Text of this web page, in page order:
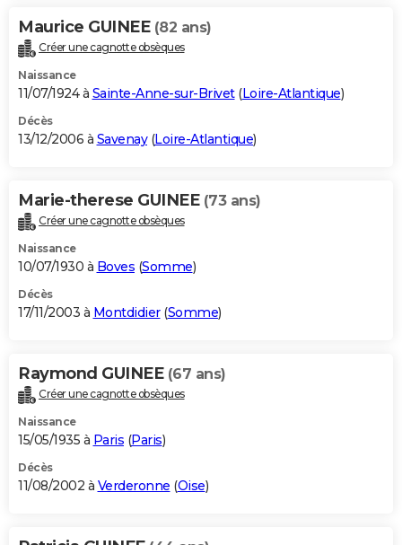
Maurice GUINEE (82 ans)
Créer une cagnotte obsèques
Naissance
11/07/1924 à Sainte-Anne-sur-Brivet(Loire-Atlantique)
Décès
13/12/2006 à Savenay(Loire-Atlantique)
Marie-therese GUINEE (73 ans)
Créer une cagnotte obsèques
Naissance
10/07/1930 à Boves (Somme)
Décès
17/11/2003 à Montdidier(Somme)
Raymond GUINEE (67 ans)
Créer une cagnotte obsèques
Naissance
15/05/1935 à Paris (Paris)
Décès
11/08/2002 à Verderonne (Oise)